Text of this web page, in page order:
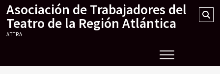
Skip
content
Asociación de Trabajadores del
Teatro de la Región Atlántica
ATTRA